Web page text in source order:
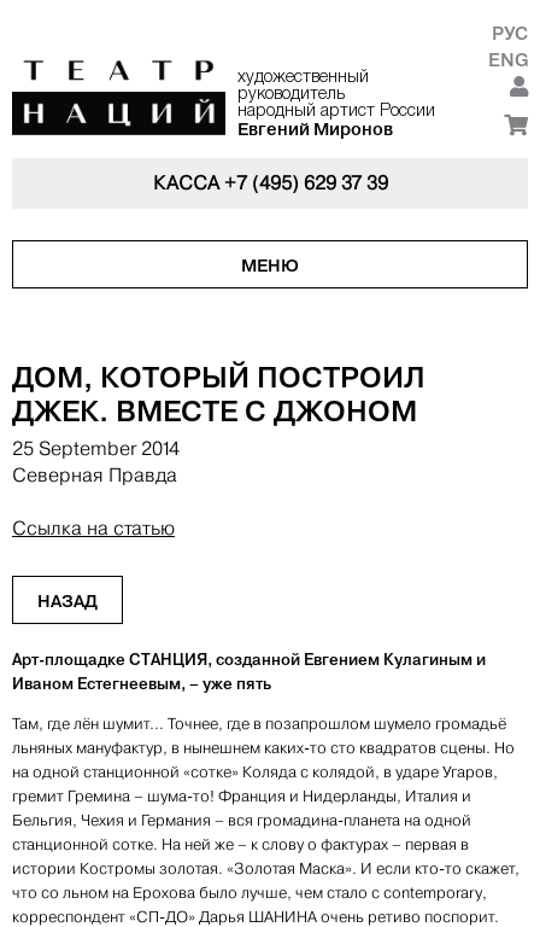
художественный
руководитель
народный артист России
Евгений Миронов
РУС
ENG
КАССА+7 (495) 629 37 39
МЕНЮ
ДОМ, КОТОРЫЙ ПОСТРОИЛ
ДЖЕК. ВМЕСТЕ С ДЖОНОМ
25 September 2014
Северная Правда
Ссылка на статью
НАЗАД
Арт-площадке СТАНЦИЯ, созданной Евгением Кулагиным и
Иваном Естегнеевым, – уже пять
Там, где лён шумит... Точнее, где в позапрошлом шумело громадьё
льняных мануфактур, в нынешнем каких-то сто квадратов сцены. Но
на одной станционной «сотке» Коляда с колядой, в ударе Угаров,
гремит Гремина – шума-то! Франция и Нидерланды, Италия и
Бельгия, Чехия и Германия – вся громадина-планета на одной
станционной сотке. На ней же – к слову о фактурах – первая в
истории Костромы золотая. «Золотая Маска». И если кто-то скажет,
что со льном на Ерохова было лучше, чем стало с contemporary,
корреспондент «СП-ДО» Дарья ШАНИНА очень ретиво поспорит.